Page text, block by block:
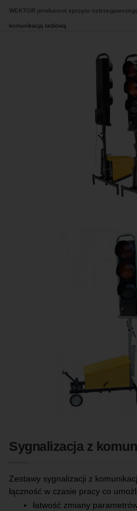
WEKTOR producent sprzętu
komunikacją radiową
Sygnalizacja z
Zestawy sygnalizacji z
łączność w czasie pracy co
łatwość zmiany